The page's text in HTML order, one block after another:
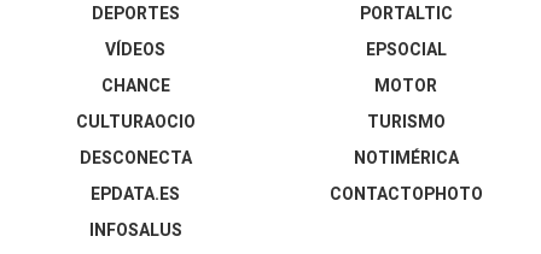
DEPORTES
VÍDEOS
PORTALTIC
EPSOCIAL
CHANCE
CULTURAOCIO
DESCONECTA
EPDATA.ES
INFOSALUS
MOTOR
TURISMO
NOTIMÉRICA
CONTACTOPHOTO